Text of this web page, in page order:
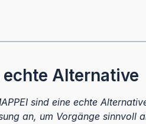
echte Alternative
sind eine echte
an, um Vorgänge